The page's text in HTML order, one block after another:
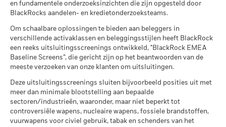
End of interactive chart.
Tijdens deze periode behaalde het Fonds zijn rendement in
omstandigheden die niet langer van toepassing zijn.
*Op 15/dec/2022 heeft het Fonds zijn naam en/of
beleggingsdoelstelling en -beleid gewijzigd.
2016 2017 2018
Totaalrendement
(%) USD
3,1 3,5 0,3 8,9 7,0
Ongunstig
Wat u kunt terugkrijgen na aftrek van
Gemiddeld rendement per jaar
Gematigd
Wat u kunt terugkrijgen na aftrek van
Gemiddeld rendement per jaar
Gunstig
Wat u kunt terugkrijgen na aftrek van
Het stressscenario laat zien wat u zou kunnen terugkrijgen in
extreme marktomstandigheden.
per 30/jun/2026
per 30/jun/2026
MSCI – Overtreders van
Global Compact van de VN
per 30/jun/2026
0,00%
MSCI – Ketelkool
per 30/jun/2026
0,00%
MSCI – Oliezand
per 30/jun/2026
en fundamentele onderzoeksinzichten die zijn opgesteld door
BlackRocks aandelen- en kredietonderzoeksteams.
Om schaalbare oplossingen te bieden aan beleggers in
verschillende activaklassen en beleggingsstijlen heeft BlackRock
een reeks uitsluitingsscreenings ontwikkeld, "BlackRock EMEA
Baseline Screens”, die gericht zijn op het beantwoorden van de
meeste verzoeken van onze klanten om uitsluitingen.
Deze uitsluitingsscreenings sluiten bijvoorbeeld posities uit met
meer dan minimale blootstelling aan bepaalde
sectoren/industrieën, waaronder, maar niet beperkt tot
controversiële wapens, nucleaire wapens, fossiele brandstoffen,
vuurwapens voor civiel gebruik, tabak en schenders van het